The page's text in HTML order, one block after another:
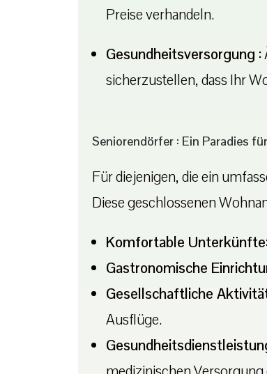
Preise verhandeln.
Gesundheitsversorgung :
sicherzustellen, dass Ihr
Seniorendörfer : Ein Paradies
Für diejenigen, die ein
Diese geschlossenen
Komfortable
Gastronomische
Gesellschaftliche
Ausflüge.